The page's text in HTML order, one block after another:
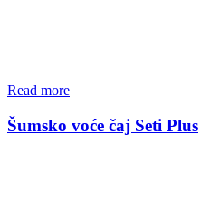
Read more
Šumsko voće čaj Seti Plus